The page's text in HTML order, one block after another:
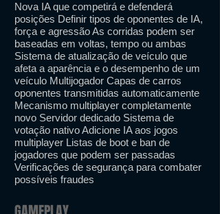
Nova IA que competirá e defenderá
posições Definir tipos de oponentes de IA,
força e agressão As corridas podem ser
baseadas em voltas, tempo ou ambas
Sistema de atualização de veículo que
afeta a aparência e o desempenho de um
veículo Multijogador Capas de carros
oponentes transmitidas automaticamente
Mecanismo multiplayer completamente
novo Servidor dedicado Sistema de
votação nativo Adicione IA aos jogos
multiplayer Listas de boot e ban de
jogadores que podem ser passadas
Verificações de segurança para combater
possíveis fraudes